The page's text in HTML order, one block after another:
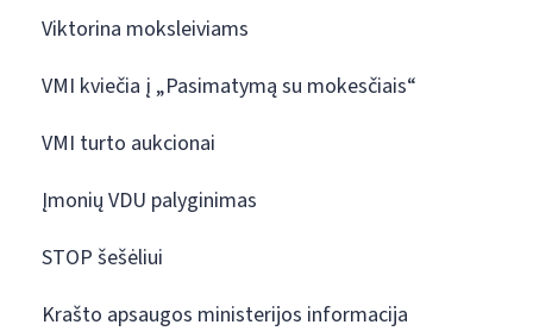
Viktorina moksleiviams
VMI kviečia į „Pasimatymą su mokesčiais“
VMI turto aukcionai
Įmonių VDU palyginimas
STOP šešėliui
Krašto apsaugos ministerijos informacija